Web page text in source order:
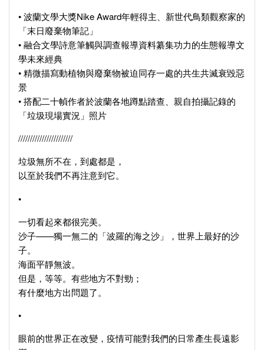
• 波蘭文學大獎Nike Award年輕得主、新世代鳥類觀察家的
「末日廢棄物筆記」
• 融合文學詩意筆觸與調查報導資料纂集功力的生態報導文
學未來經典
• 精微描寫動植物與廢棄物被迫同存一處的共生共滅衰毀惡
景
• 搭配二十幀作者於波蘭各地蹲點踏查、親自拍攝記錄的
「垃圾現場實況」照片
///////////////////////
垃圾無所不在，到處都是，
以至於我們不再注意到它。
•
一切看起來都很完美。
沙子——獨一無二的「波羅的海之沙」，世界上最好的沙
子。
海面平靜無波。
但是，等等。有些地方不對勁；
有什麼地方出問題了。
•
眼前的世界正在改變，疫情可能對我們的日常產生長遠影